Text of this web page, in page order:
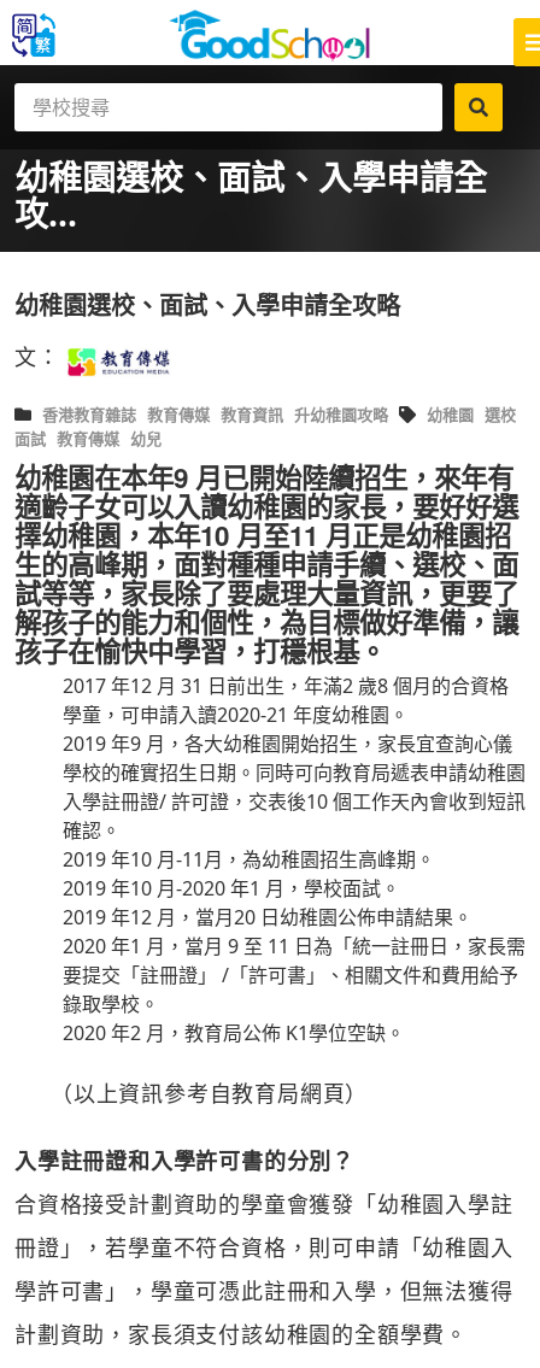
幼稚園選校、面試、入學申請全
攻...
幼稚園選校、面試、入學申請全攻略
文：
香港教育雜誌 教育傳媒 教育資訊 升幼稚園攻略 幼稚園 選校
面試 教育傳媒 幼兒
幼稚園在本年9 月已開始陸續招生，來年有
適齡子女可以入讀幼稚園的家長，要好好選
擇幼稚園，本年10 月至11 月正是幼稚園招
生的高峰期，面對種種申請手續、選校、面
試等等，家長除了要處理大量資訊，更要了
解孩子的能力和個性，為目標做好準備，讓
孩子在愉快中學習，打穩根基。
2017 年12 月 31 日前出生，年滿2 歲8 個月的合資格
學童，可申請入讀2020-21 年度幼稚園。
2019 年9 月，各大幼稚園開始招生，家長宜查詢心儀
學校的確實招生日期。同時可向教育局遞表申請幼稚園
入學註冊證/ 許可證，交表後10 個工作天內會收到短訊
確認。
2019 年10 月-11月，為幼稚園招生高峰期。
2019 年10 月-2020 年1 月，學校面試。
2019 年12 月，當月20 日幼稚園公佈申請結果。
2020 年1 月，當月 9 至 11 日為「統一註冊日，家長需
要提交「註冊證」 /「許可書」、相關文件和費用給予
錄取學校。
2020 年2 月，教育局公佈 K1學位空缺。
（以上資訊參考自教育局網頁）
入學註冊證和入學許可書的分別？
合資格接受計劃資助的學童會獲發「幼稚園入學註
冊證」，若學童不符合資格，則可申請「幼稚園入
學許可書」，學童可憑此註冊和入學，但無法獲得
計劃資助，家長須支付該幼稚園的全額學費。